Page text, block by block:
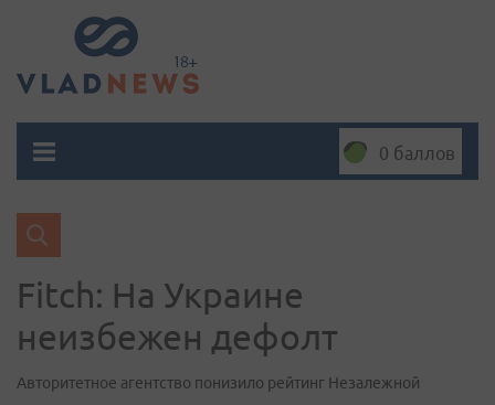
0 баллов
Fitch: На Украине
неизбежен дефолт
Авторитетное агентство понизило рейтинг Незалежной